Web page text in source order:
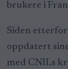
brukere i
Siden
oppdatert
med CNILs